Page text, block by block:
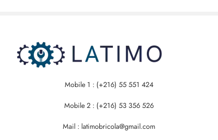
Mobile 1 : (+216) 55 551 424
Mobile 2 : (+216) 53 356 526
Mail : latimobricola@gmail.com